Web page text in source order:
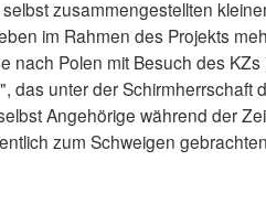
zusammengestellten
im Rahmen des Projekts
nach Polen mit Besuch des
das unter der Schirmherrschaft
Angehörige während der
zum Schweigen